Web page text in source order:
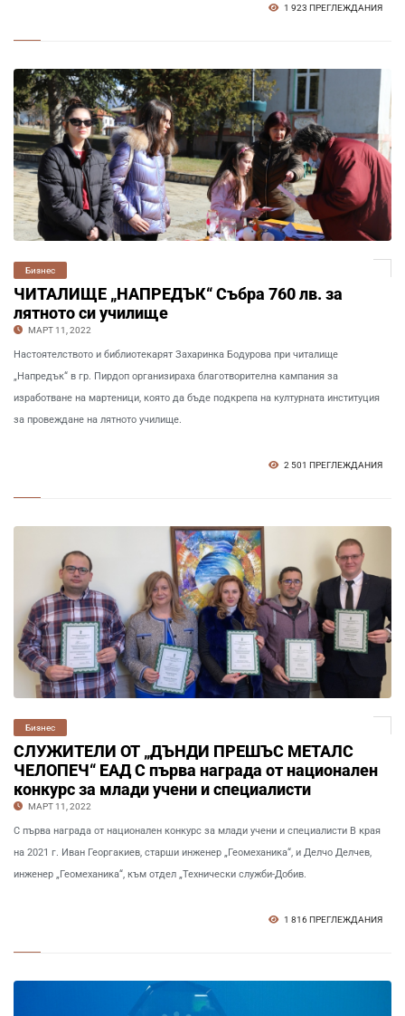
1 923 ПРЕГЛЕЖДАНИЯ
Бизнес
ЧИТАЛИЩЕ „НАПРЕДЪК“ Събра 760 лв. за
лятното си училище
МАРТ 11, 2022
Настоятелството и библиотекарят Захаринка Бодурова при читалище
„Напредък“ в гр. Пирдоп организираха благотворителна кампания за
изработване на мартеници, която да бъде подкрепа на културната институция
за провеждане на лятното училище.
2 501 ПРЕГЛЕЖДАНИЯ
Бизнес
СЛУЖИТЕЛИ ОТ „ДЪНДИ ПРЕШЪС МЕТАЛС
ЧЕЛОПЕЧ“ ЕАД С първа награда от национален
конкурс за млади учени и специалисти
МАРТ 11, 2022
С първа награда от национален конкурс за млади учени и специалисти В края
на 2021 г. Иван Георгакиев, старши инженер „Геомеханика“, и Делчо Делчев,
инженер „Геомеханика“, към отдел „Технически служби-Добив.
1 816 ПРЕГЛЕЖДАНИЯ